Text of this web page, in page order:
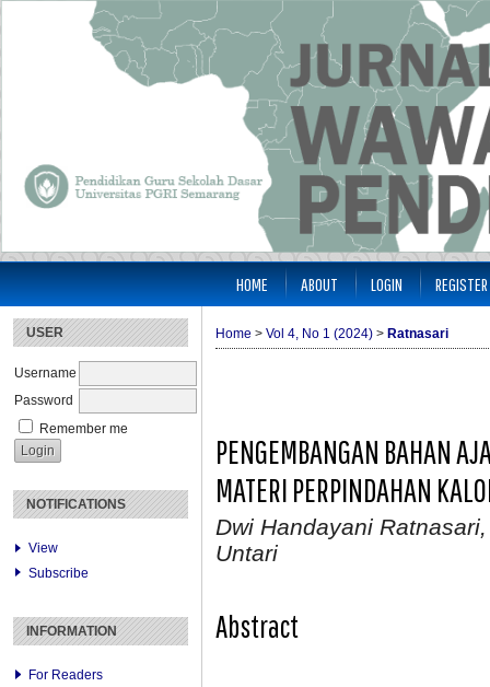
USER
Username
Password
Remember me
NOTIFICATIONS
View
Subscribe
INFORMATION
For Readers
HOME ABOUT LOGIN REGISTER
Home > Vol 4, No 1 (2024) > Ratnasari
PENGEMBANGAN BAHAN
MATERI PERPINDAHAN
Dwi Handayani
Untari
Abstract